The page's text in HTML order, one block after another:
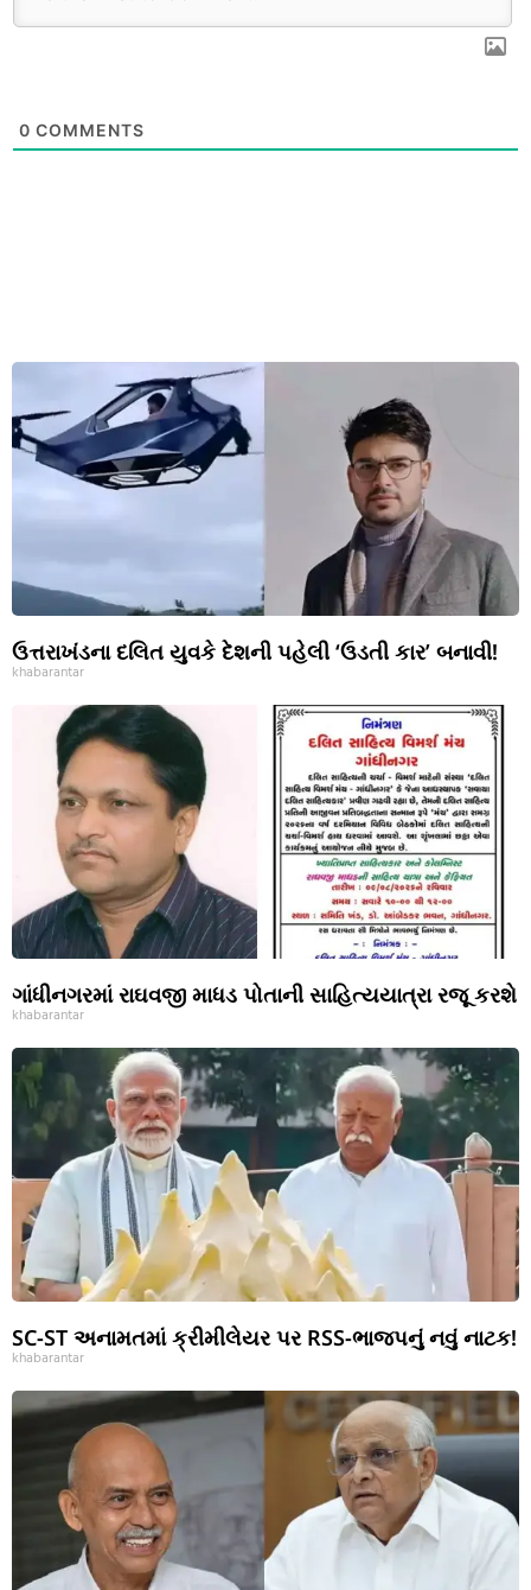
0 COMMENTS
ઉત્તરાખંડના દલિત યુવકે દેશની પહેલી ‘ઉડતી કાર’ બનાવી!
khabarantar
ગાંધીનગરમાં રાઘવજી માધડ પોતાની સાહિત્યયાત્રા રજૂ કરશે
khabarantar
SC-ST અનામતમાં ક્રીમીલેયર પર RSS-ભાજપનું નવું નાટક!
khabarantar